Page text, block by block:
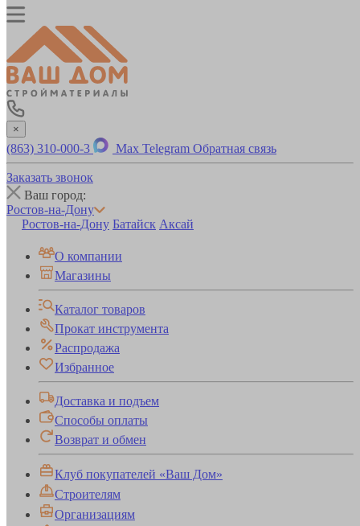
×
(863) 310-000-3 Max Telegram Обратная связь
Заказать звонок
Ваш город:
Ростов-на-Дону
Ростов-на-Дону Батайск Аксай
О компании
Магазины
Каталог товаров
Прокат инструмента
Распродажа
Избранное
Доставка и подъем
Способы оплаты
Возврат и обмен
Клуб покупателей «Ваш Дом»
Строителям
Организациям